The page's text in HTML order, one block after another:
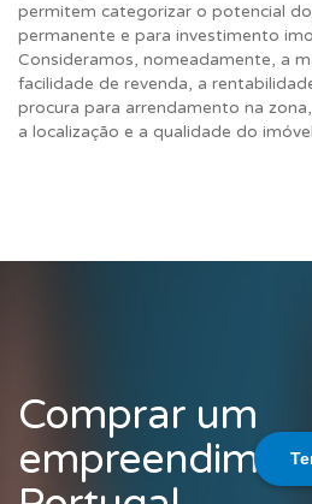
permitem categorizar o potencial
permanente e para investimento
Consideramos, nomeadamente, a
facilidade de revenda, a
procura para arrendamento na
a localização e a qualidade do
Comprar um